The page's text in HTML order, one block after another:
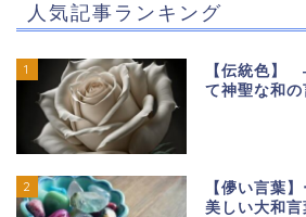
人気記事ランキング
1
【伝統色】
て神聖な和
2
【儚い言葉
美しい大和言